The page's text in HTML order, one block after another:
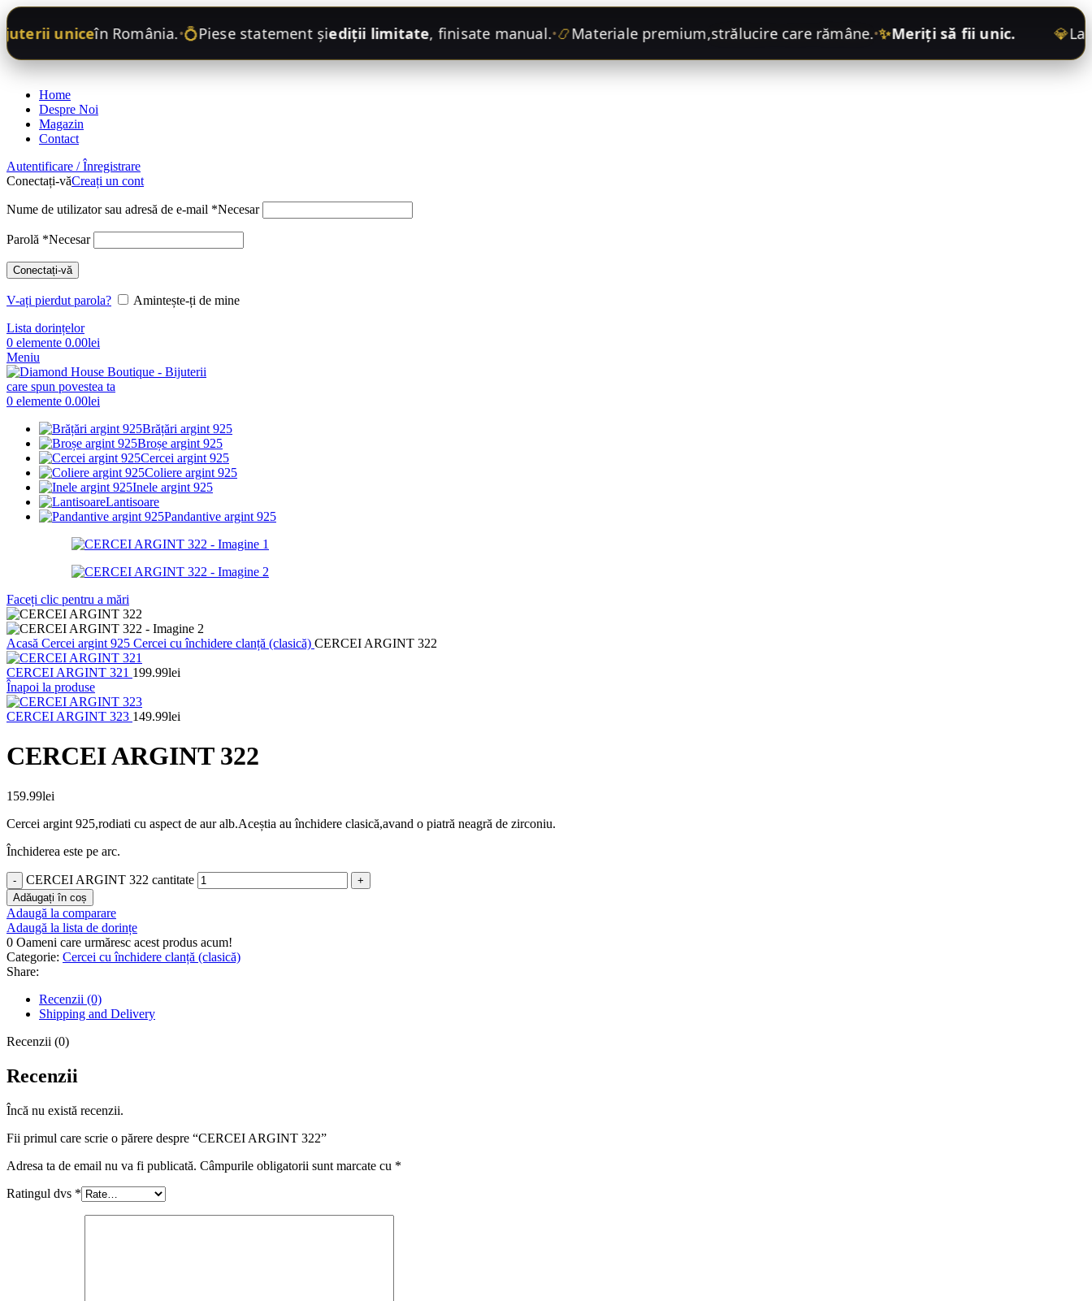
uniceîn România.•💍Piese statement și ediții limitate, finisate manual.•📿Materiale premium,strălucire care rămâne.•✨Meriți să fii unic. 💎La
Home
Despre Noi
Magazin
Contact
Autentificare / Înregistrare
Conectați-văCreați un cont
Nume de utilizator sau adresă de e-mail *Necesar
Parolă *Necesar
Conectați-vă
V-ați pierdut parola?
Amintește-ți de mine
Lista dorințelor
0 elemente 0.00lei
Meniu
0 elemente 0.00lei
Brățări argint 925
Broșe argint 925
Cercei argint 925
Coliere argint 925
Inele argint 925
Lantisoare
Pandantive argint 925
Faceți clic pentru a mări
Acasă Cercei argint 925 Cercei cu închidere clanță (clasică) CERCEI ARGINT 322
CERCEI ARGINT 321 199.99lei
Înapoi la produse
CERCEI ARGINT 323 149.99lei
CERCEI ARGINT 322
159.99lei
Cercei argint 925,rodiati cu aspect de aur alb.Aceștia au închidere clasică,avand o piatră neagră de zirconiu.
Închiderea este pe arc.
CERCEI ARGINT 322 cantitate
Adăugați în coș
Adaugă la comparare
Adaugă la lista de dorințe
0 Oameni care urmăresc acest produs acum!
Categorie: Cercei cu închidere clanță (clasică)
Share:
Recenzii (0)
Shipping and Delivery
Recenzii (0)
Recenzii
Încă nu există recenzii.
Fii primul care scrie o părere despre “CERCEI ARGINT 322”
Adresa ta de email nu va fi publicată. Câmpurile obligatorii sunt marcate cu *
Ratingul dvs *